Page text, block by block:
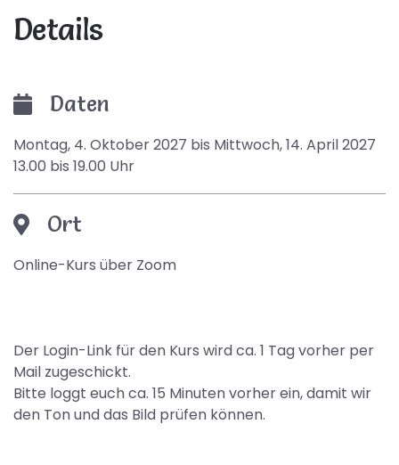
Details
Daten
Montag, 4. Oktober 2027 bis Mittwoch, 14. April 2027
13.00 bis 19.00 Uhr
Ort
Online-Kurs über Zoom
Der Login-Link für den Kurs wird ca. 1 Tag vorher per
Mail zugeschickt.
Bitte loggt euch ca. 15 Minuten vorher ein, damit wir
den Ton und das Bild prüfen können.